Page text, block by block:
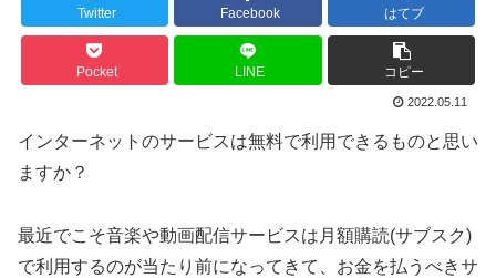
Twitter Facebook はてブ
Pocket LINE コピー
2022.05.11
インターネットのサービスは無料で利用できるものと思い
ますか？
最近でこそ音楽や動画配信サービスは月額購読(サブスク)
で利用するのが当たり前になってきて、お金を払うべきサ